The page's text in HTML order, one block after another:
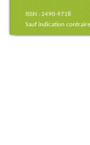
ISSN : 2490-9718
Sauf indication